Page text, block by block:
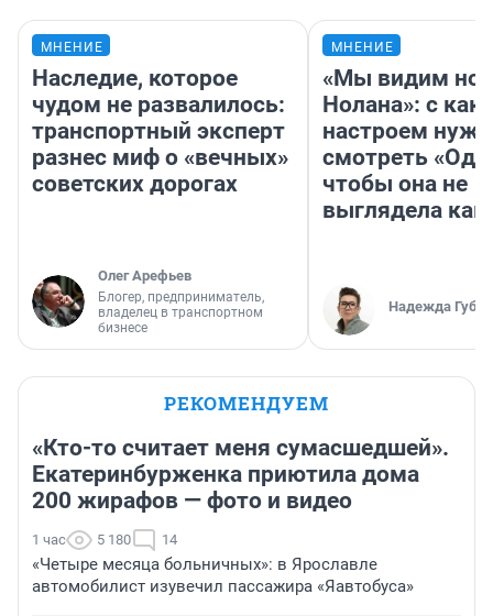
МНЕНИЕ
Наследие, которое
чудом не развалилось:
транспортный эксперт
разнес миф о «вечных»
советских дорогах
Олег Арефьев
Блогер, предприниматель,
владелец в транспортном
бизнесе
МНЕНИЕ
«Мы видим
Нолана»: с
настроем
смотреть
чтобы она не
выглядела как
Надежда
РЕКОМЕНДУЕМ
«Кто-то считает меня сумасшедшей».
Екатеринбурженка приютила дома
200 жирафов — фото и видео
1 час 5 180 14
«Четыре месяца больничных»: в Ярославле
автомобилист изувечил пассажира «Яавтобуса»